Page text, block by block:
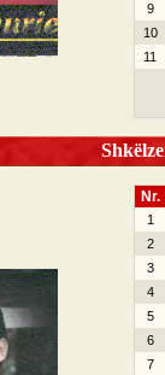
9
10
11
Nr.
1
2
3
4
5
6
7